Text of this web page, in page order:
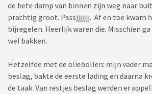
de hete damp van binnen zijn weg naar
prachtig groot. Psssjjjjjjj. Af en toe kwam
bijregelen. Heerlijk waren die. Misschien
wel bakken.
Hetzelfde met de oliebollen: mijn vader
beslag, bakte de eerste lading en daarna
de taak Van restjes beslag werden er